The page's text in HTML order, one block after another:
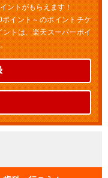
ントがもらえます！
イント～のポイントチケ
トは、楽天スーパーポイ